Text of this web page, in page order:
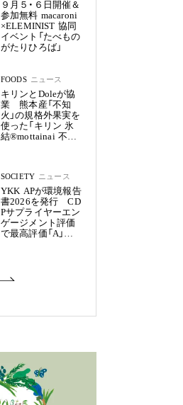
９月５・６日開催＆
参加無料 macaroni
×ELEMINIST 協同
イベント「たべもの
がたりひろば」
FOODS ニュース
キリンとDoleが協
業 熊本産「不知
火」の規格外果実を
使った「キリン 氷
結®mottainai 不知
SOCIETY ニュース
YKK APが環境報告
書2026を発行 CD
Pサプライヤーエン
ゲージメント評価
で最高評価「A」を